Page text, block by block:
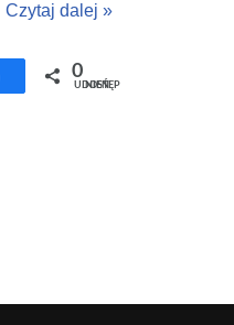
Czytaj dalej »
Udostępnij
0
UDOSTĘPNIEŃ